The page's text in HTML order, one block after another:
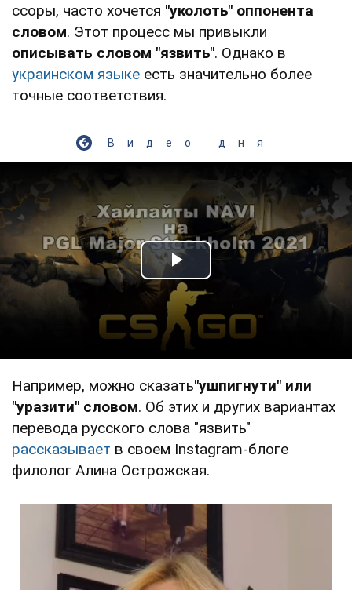
ссоры, часто хочется "уколоть" оппонента
словом. Этот процесс мы привыкли
описывать словом "язвить". Однако в
украинском языке есть значительно более
точные соответствия.
Видео дня
Play Video
Например, можно сказать"ушпигнути" или
"уразити" словом. Об этих и других вариантах
перевода русского слова "язвить"
рассказывает в своем Instagram-блоге
филолог Алина Острожская.